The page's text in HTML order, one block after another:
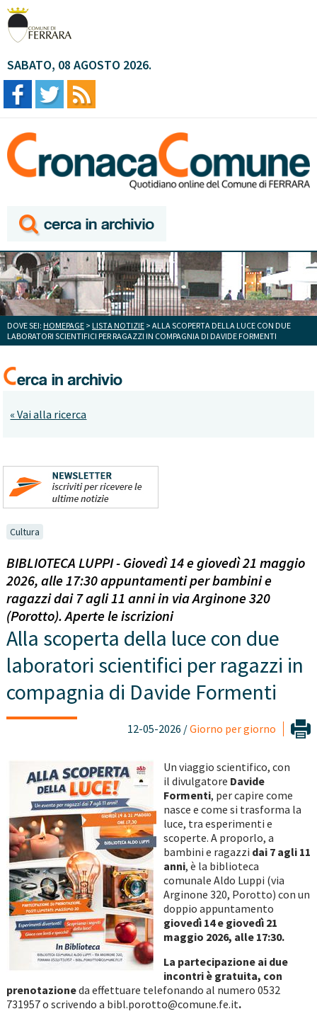
SABATO, 08 AGOSTO 2026.
DOVE SEI: HOMEPAGE > LISTA NOTIZIE > ALLA SCOPERTA DELLA LUCE CON DUE
LABORATORI SCIENTIFICI PER RAGAZZI IN COMPAGNIA DI DAVIDE FORMENTI
« Vai alla ricerca
Cultura
BIBLIOTECA LUPPI - Giovedì 14 e giovedì 21 maggio
2026, alle 17:30 appuntamenti per bambini e
ragazzi dai 7 agli 11 anni in via Arginone 320
(Porotto). Aperte le iscrizioni
Alla scoperta della luce con due
laboratori scientifici per ragazzi in
compagnia di Davide Formenti
12-05-2026 /Giorno per giorno
Un viaggio scientifico, con
il divulgatore Davide
Formenti, per capire come
nasce e come si trasforma la
luce, tra esperimenti e
scoperte. A proporlo, a
bambini e ragazzi dai 7 agli 11
anni, è la biblioteca
comunale Aldo Luppi (via
Arginone 320, Porotto) con un
doppio appuntamento
giovedì 14 e giovedì 21
maggio 2026, alle 17:30.
La partecipazione ai due
incontri è gratuita, con
prenotazioneda effettuare telefonando al numero 0532
731957 o scrivendo a bibl.porotto@comune.fe.it.